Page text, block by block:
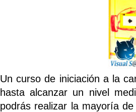
Un curso de iniciación a la
hasta alcanzar un nivel
podrás realizar la mayoría